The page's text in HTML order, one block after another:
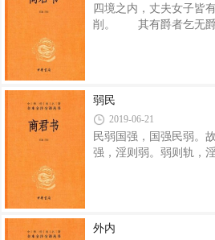
杀可也；以刑去刑，
者，必先制其民者也；
四境之内，丈夫女子皆
削。 其有爵者乞无爵
复。夫劳爵，其县过三
人一屯长，百人一将。
首；得三十三首以上，
级。 五百主，短兵五
弱民
2019-06-21
民弱国强，国强民弱。
强，淫则弱。弱则轨，
使民以食出，各必有力
外内